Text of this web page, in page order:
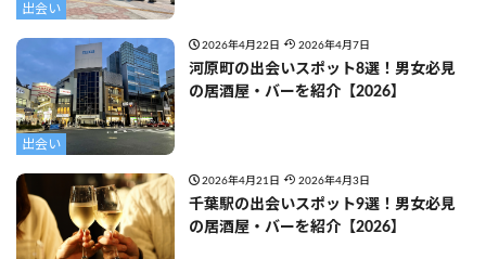
出会い
出会い
2026年4月22日 2026年4月7日
河原町の出会いスポット8選！男女必見
の居酒屋・バーを紹介【2026】
2026年4月21日 2026年4月3日
千葉駅の出会いスポット9選！男女必見
の居酒屋・バーを紹介【2026】